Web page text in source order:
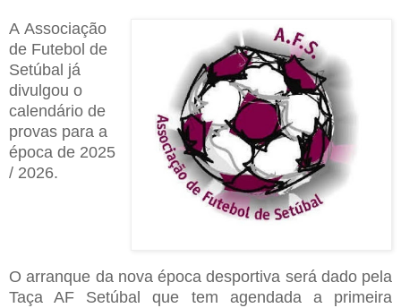
A Associação
de Futebol de
Setúbal já
divulgou o
calendário de
provas para a
época de 2025
/ 2026.
Oarranque da nova época desportiva será dado pela
Taça AF Setúbal que tem agendada a primeira